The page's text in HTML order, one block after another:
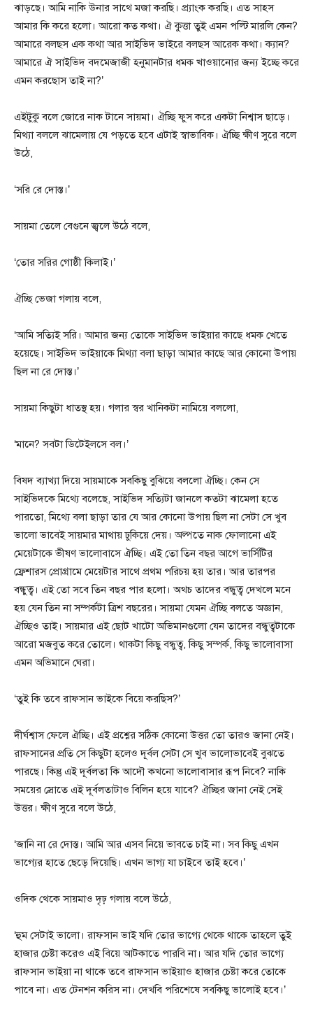
ঝাড়ছে। আমি নাকি উনার সাথে মজা করছি। প্র্যাংক করছি। এত সাহস
আমার কি করে হলো। আরো কত কথা। ঐ কুত্তা তুই এমন পল্টি মারলি কেন?
আমারে বলছস এক কথা আর সাইভিদ ভাইরে বলছস আরেক কথা। ক্যান?
আমারে ঐ সাইভিদ বদমেজাজী হনুমানটার ধমক খাওয়ানোর জন্য ইচ্ছে করে
এমন করছোস তাই না?’
এইটুকু বলে জোরে নাক টানে সায়মা। ঐচ্ছি ফুস করে একটা নিশ্বাস ছাড়ে।
মিথ্যা বললে ঝামেলায় যে পড়তে হবে এটাই স্বাভাবিক। ঐচ্ছি ক্ষীণ সুরে বলে
উঠে,
‘সরি রে দোস্ত।’
সায়মা তেলে বেগুনে জ্বলে উঠে বলে,
‘তোর সরির গোষ্ঠী কিলাই।’
ঐচ্ছি ভেজা গলায় বলে,
‘আমি সত্যিই সরি। আমার জন্য তোকে সাইভিদ ভাইয়ার কাছে ধমক খেতে
হয়েছে। সাইভিদ ভাইয়াকে মিথ্যা বলা ছাড়া আমার কাছে আর কোনো উপায়
ছিল না রে দোস্ত।’
সায়মা কিছুটা ধাতস্থ হয়। গলার স্বর খানিকটা নামিয়ে বললো,
‘মানে? সবটা ডিটেইলসে বল।’
বিষদ ব্যাখ্যা দিয়ে সায়মাকে সবকিছু বুঝিয়ে বললো ঐচ্ছি। কেন সে
সাইভিদকে মিথ্যে বলেছে, সাইভিদ সত্যিটা জানলে কতটা ঝামেলা হতে
পারতো, মিথ্যে বলা ছাড়া তার যে আর কোনো উপায় ছিল না সেটা সে খুব
ভালো ভাবেই সায়মার মাথায় ঢুকিয়ে দেয়। অল্পতে নাক ফোলানো এই
মেয়েটাকে ভীষণ ভালোবাসে ঐচ্ছি। এই তো তিন বছর আগে ভার্সিটির
ফ্রেশারস প্রোগ্রামে মেয়েটার সাথে প্রথম পরিচয় হয় তার। আর তারপর
বন্ধুত্ব। এই তো সবে তিন বছর পার হলো। অথচ তাদের বন্ধুত্ব দেখলে মনে
হয় যেন তিন না সম্পর্কটা ত্রিশ বছরের। সায়মা যেমন ঐচ্ছি বলতে অজ্ঞান,
ঐচ্ছিও তাই। সায়মার এই ছোট খাটো অভিমানগুলো যেন তাদের বন্ধুত্বটাকে
আরো মজবুত করে তোলে। থাকটা কিছু বন্ধুত্ব, কিছু সম্পর্ক, কিছু ভালোবাসা
এমন অভিমানে ঘেরা।
‘তুই কি তবে রাফসান ভাইকে বিয়ে করছিস?’
দীর্ঘশ্বাস ফেলে ঐচ্ছি। এই প্রশ্নের সঠিক কোনো উত্তর তো তারও জানা নেই।
রাফসানের প্রতি সে কিছুটা হলেও দূর্বল সেটা সে খুব ভালোভাবেই বুঝতে
পারছে। কিন্তু এই দূর্বলতা কি আদৌ কখনো ভালোবাসার রূপ নিবে? নাকি
সময়ের স্রোতে এই দূর্বলতাটাও বিলিন হয়ে যাবে? ঐচ্ছির জানা নেই সেই
উত্তর। ক্ষীণ সুরে বলে উঠে,
‘জানি না রে দোস্ত। আমি আর এসব নিয়ে ভাবতে চাই না। সব কিছু এখন
ভাগ্যের হাতে ছেড়ে দিয়েছি। এখন ভাগ্য যা চাইবে তাই হবে।’
ওদিক থেকে সায়মাও দৃঢ় গলায় বলে উঠে,
‘হুম সেটাই ভালো। রাফসান ভাই যদি তোর ভাগ্যে থেকে থাকে তাহলে তুই
হাজার চেষ্টা করেও এই বিয়ে আটকাতে পারবি না। আর যদি তোর ভাগ্যে
রাফসান ভাইয়া না থাকে তবে রাফসান ভাইয়াও হাজার চেষ্টা করে তোকে
পাবে না। এত টেনশন করিস না। দেখবি পরিশেষে সবকিছু ভালোই হবে।’